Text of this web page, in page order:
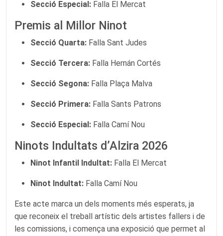
Secció Especial: Falla El Mercat
Premis al Millor Ninot
Secció Quarta: Falla Sant Judes
Secció Tercera: Falla Hernán Cortés
Secció Segona: Falla Plaça Malva
Secció Primera: Falla Sants Patrons
Secció Especial: Falla Camí Nou
Ninots Indultats d’Alzira 2026
Ninot Infantil Indultat: Falla El Mercat
Ninot Indultat: Falla Camí Nou
Este acte marca un dels moments més esperats, ja
que reconeix el treball artístic dels artistes fallers i de
les comissions, i comença una exposició que permet al